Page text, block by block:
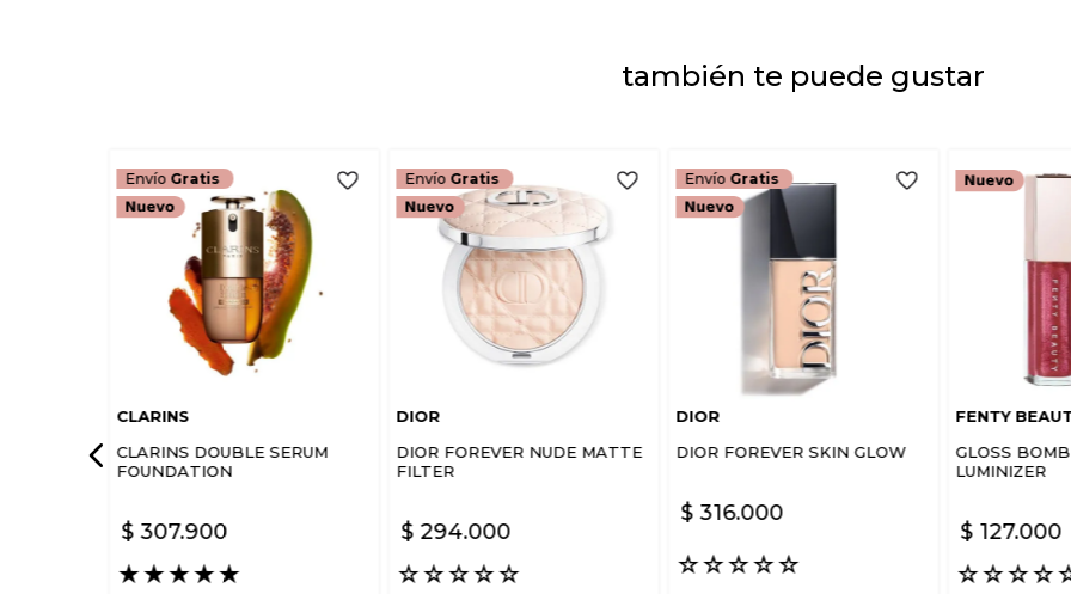
también te puede gustar
Envío Gratis
CLARINS
CLARINS DOUBLE SERUM
FOUNDATION
$ 307.900
★★★★★
Envío Gratis
DIOR
DIOR FOREVER NUDE MATTE
FILTER
$ 294.000
☆☆☆☆☆
Envío Gratis
DIOR
DIOR FOREVER SKIN GLOW
$ 316.000
☆☆☆☆☆
FENTY
GLOSS
LUMINIZER
$ 127.000
☆☆☆☆